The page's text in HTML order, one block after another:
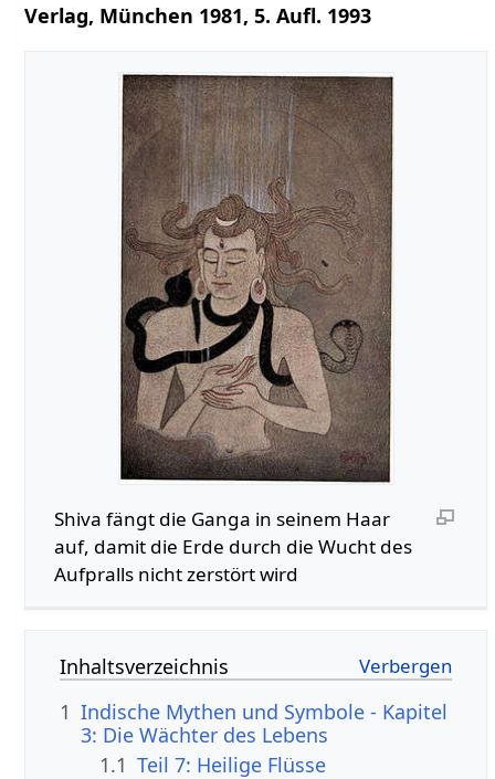
Verlag, München 1981, 5. Aufl. 1993
Shiva fängt die Ganga in seinem Haar
auf, damit die Erde durch die Wucht des
Aufpralls nicht zerstört wird
Inhaltsverzeichnis
1 Indische Mythen und Symbole - Kapitel
3: Die Wächter des Lebens
1.1 Teil 7: Heilige Flüsse